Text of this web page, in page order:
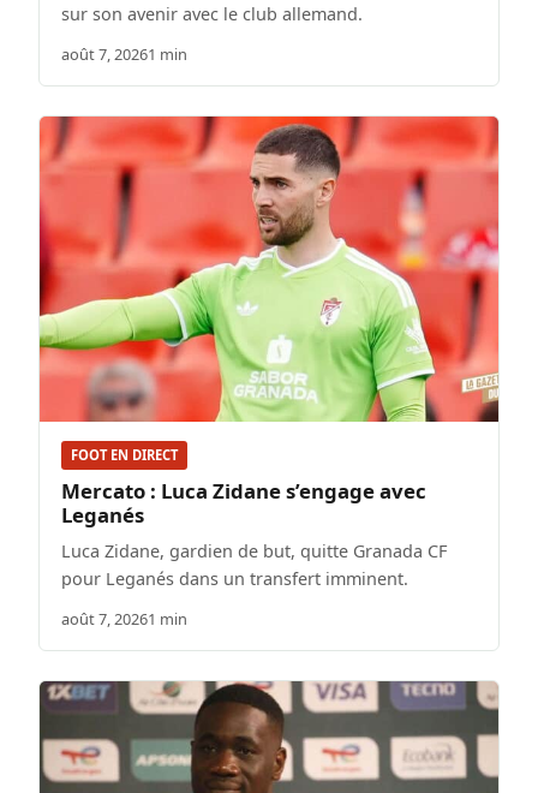
sur son avenir avec le club allemand.
août 7, 20261 min
FOOT EN DIRECT
Mercato : Luca Zidane s’engage avec
Leganés
Luca Zidane, gardien de but, quitte Granada CF
pour Leganés dans un transfert imminent.
août 7, 20261 min